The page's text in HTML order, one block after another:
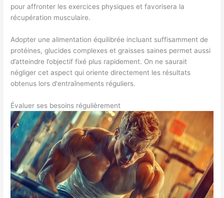
pour affronter les exercices physiques et favorisera la
récupération musculaire.
Adopter une alimentation équilibrée incluant suffisamment de
protéines, glucides complexes et graisses saines permet aussi
d’atteindre l’objectif fixé plus rapidement. On ne saurait
négliger cet aspect qui oriente directement les résultats
obtenus lors d'entraînements réguliers.
Évaluer ses besoins régulièrement